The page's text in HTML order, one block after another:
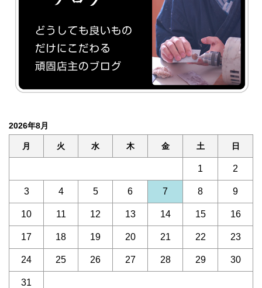
2026年8月
月 火 水 木 金 土 日
1 2
3 4 5 6 7 8 9
10 11 12 13 14 15 16
17 18 19 20 21 22 23
24 25 26 27 28 29 30
31